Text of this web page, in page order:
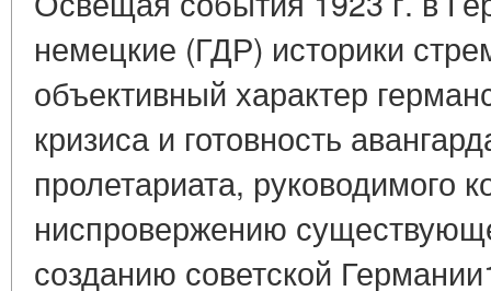
немецкие (ГДР) историки
объективный характер
кризиса и готовность
пролетариата, руководимого
ниспровержению
созданию советской